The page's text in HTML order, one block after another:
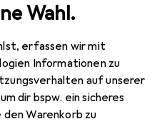
Wahl.
erfassen wir mit
Informationen zu
auf unserer
dir bspw. ein sicheres
den Warenkorb zu
Figuren 16 x 6 x 21 cm Einhorn